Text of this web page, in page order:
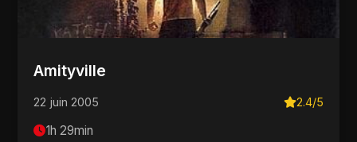
Amityville
22 juin 2005 2.4/5
1h 29min